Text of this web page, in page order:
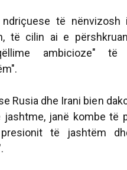
të nënvizosh
të cilin ai e
ambicioze"
Rusia dhe Irani bien
jashtme, janë kombe të
të jashtëm